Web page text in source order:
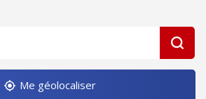
Me géolocaliser